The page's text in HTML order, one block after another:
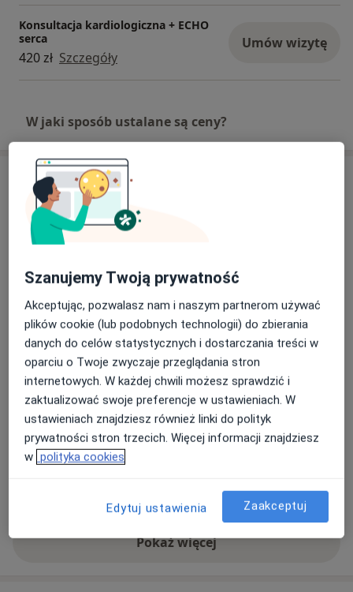
Konsultacja kardiologiczna + ECHO
serca
420 zł Szczegóły
Umów wizytę
W jaki sposób ustalane są ceny?
Adresy (4)
Adres 1 Adres 2
Centrum Medyczne enel-med - Oddział
Gdynia - Alfa Plaza
Stefana Batorego 28/32,81-366Gdynia
Powiększ mapęotwiera się w nowej karcie
Dostępność
Pokaż kalendarz
Pokaż numer telefonu
Pokaż więcej
o adresie
Szanujemy Twoją prywatność
Akceptując, pozwalasz nam i naszym partnerom używać
plików cookie (lub podobnych technologii) do zbierania
danych do celów statystycznych i dostarczania treści w
oparciu o Twoje zwyczaje przeglądania stron
internetowych. W każdej chwili możesz sprawdzić i
zaktualizować swoje preferencje w ustawieniach. W
ustawieniach znajdziesz również linki do polityk
prywatności stron trzecich. Więcej informacji znajdziesz
w polityka cookies
Edytuj ustawienia Zaakceptuj